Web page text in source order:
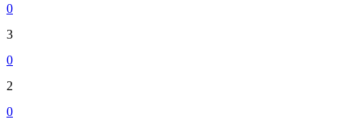
0
3
0
2
0